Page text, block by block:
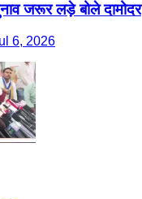
जरूर लड़े बोले दामोदर
6, 2026